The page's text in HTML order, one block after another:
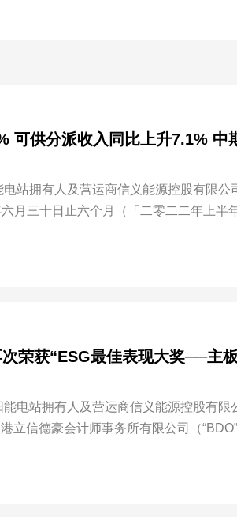
站拥有人及营运商信义能源控股有限公
月三十日止六个月（「二零二二年上半
荣获“ESG最佳表现大奖──主
电站拥有人及营运商信义能源控股有限
立信德豪会计师事务所有限公司（